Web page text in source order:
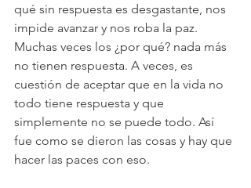
qué sin respuesta es desgastante, nos
impide avanzar y nos roba la paz.
Muchas veces los ¿por qué? nada más
no tienen respuesta. A veces, es
cuestión de aceptar que en la vida no
todo tiene respuesta y que
simplemente no se puede todo. Así
fue como se dieron las cosas y hay que
hacer las paces con eso.